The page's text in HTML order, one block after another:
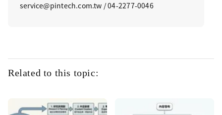
service@pintech.com.tw / 04-2277-0046
Related to this topic: